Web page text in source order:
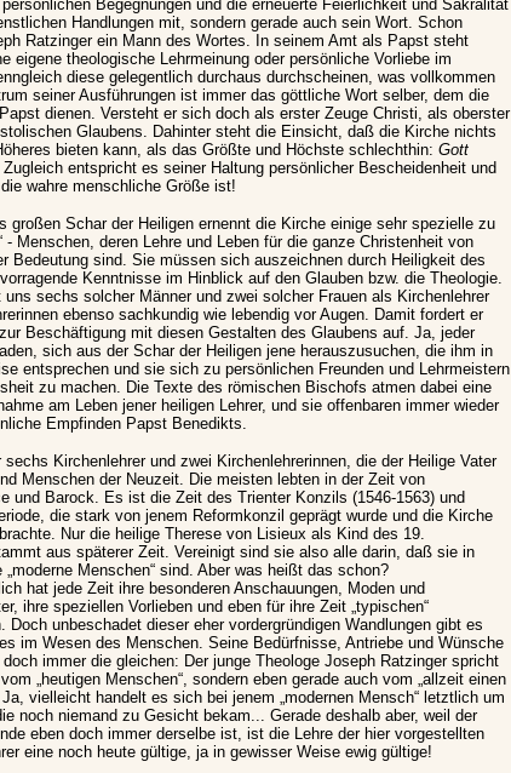
Begegnungen und die erneuerte Feierlichkeit und Sakralität
Handlungen mit, sondern gerade auch sein Wort. Schon
Ratzinger ein Mann des Wortes. In seinem Amt als Papst steht
eigene theologische Lehrmeinung oder persönliche Vorliebe im
diese gelegentlich durchaus durchscheinen, was vollkommen
seiner Ausführungen ist immer das göttliche Wort selber, dem die
dienen. Versteht er sich doch als erster Zeuge Christi, als oberster
Glaubens. Dahinter steht die Einsicht, daß die Kirche nichts
bieten kann, als das Größte und Höchste schlechthin: Gott
entspricht es seiner Haltung persönlicher Bescheidenheit und
wahre menschliche Größe ist!
großen Schar der Heiligen ernennt die Kirche einige sehr spezielle zu
- Menschen, deren Lehre und Leben für die ganze Christenheit von
Bedeutung sind. Sie müssen sich auszeichnen durch Heiligkeit des
Kenntnisse im Hinblick auf den Glauben bzw. die Theologie.
uns sechs solcher Männer und zwei solcher Frauen als Kirchenlehrer
ebenso sachkundig wie lebendig vor Augen. Damit fordert er
Beschäftigung mit diesen Gestalten des Glaubens auf. Ja, jeder
sich aus der Schar der Heiligen jene herauszusuchen, die ihm in
entsprechen und sie sich zu persönlichen Freunden und Lehrmeistern
zu machen. Die Texte des römischen Bischofs atmen dabei eine
am Leben jener heiligen Lehrer, und sie offenbaren immer wieder
Empfinden Papst Benedikts.
Kirchenlehrer und zwei Kirchenlehrerinnen, die der Heilige Vater
Menschen der Neuzeit. Die meisten lebten in der Zeit von
und Barock. Es ist die Zeit des Trienter Konzils (1546-1563) und
die stark von jenem Reformkonzil geprägt wurde und die Kirche
Nur die heilige Therese von Lisieux als Kind des 19.
aus späterer Zeit. Vereinigt sind sie also alle darin, daß sie in
„moderne Menschen“ sind. Aber was heißt das schon?
hat jede Zeit ihre besonderen Anschauungen, Moden und
ihre speziellen Vorlieben und eben für ihre Zeit „typischen“
Doch unbeschadet dieser eher vordergründigen Wandlungen gibt es
im Wesen des Menschen. Seine Bedürfnisse, Antriebe und Wünsche
immer die gleichen: Der junge Theologe Joseph Ratzinger spricht
„heutigen Menschen“, sondern eben gerade auch vom „allzeit einen
Ja, vielleicht handelt es sich bei jenem „modernen Mensch“ letztlich um
noch niemand zu Gesicht bekam... Gerade deshalb aber, weil der
eben doch immer derselbe ist, ist die Lehre der hier vorgestellten
eine noch heute gültige, ja in gewisser Weise ewig gültige!